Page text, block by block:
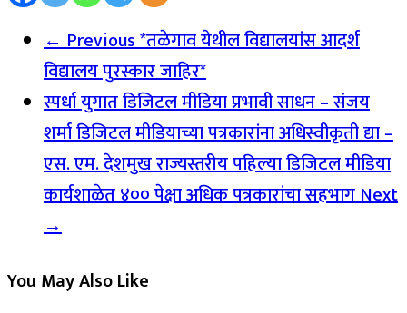
← Previous*तळेगाव येथील विद्यालयांस आदर्श
विद्यालय पुरस्कार जाहिर*
स्पर्धा युगात डिजिटल मीडिया प्रभावी साधन – संजय
शर्मा डिजिटल मीडियाच्या पत्रकारांना अधिस्वीकृती द्या –
एस. एम. देशमुख राज्यस्तरीय पहिल्या डिजिटल मीडिया
कार्यशाळेत ४०० पेक्षा अधिक पत्रकारांचा सहभागNext
→
You May Also Like